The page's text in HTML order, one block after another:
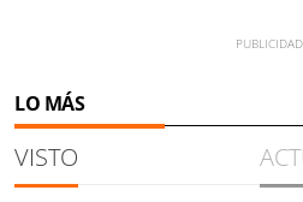
LO MÁS
VISTO